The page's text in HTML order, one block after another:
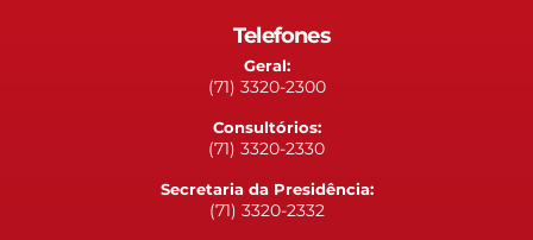
Telefones
Geral:
(71) 3320-2300
Consultórios:
(71) 3320-2330
Secretaria da Presidência:
(71) 3320-2332